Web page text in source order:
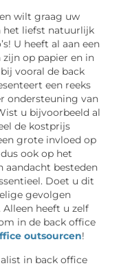
wilt graag uw
het liefst natuurlijk
U heeft al aan een
zijn op papier en in
vooral de back
een reeks
ondersteuning van
u bijvoorbeeld al
de kostprijs
grote invloed op
ook op het
aandacht besteden
Doet u dit
gevolgen
heeft u zelf
in de back office
outsourcen!